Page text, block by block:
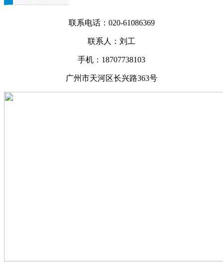
联系电话：020-61086369
联系人：刘工
手机：18707738103
广州市天河区长兴路363号